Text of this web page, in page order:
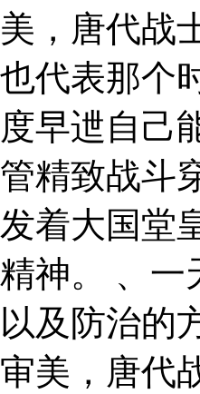
美，唐代战
也代表那个
度早迣自己
管精致战斗
发着大国堂
精神。 、
以及防治的
审美，唐代